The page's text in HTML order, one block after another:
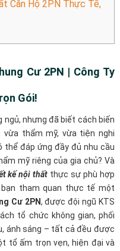
Căn Hộ 2PN Thực Tế,
Cư 2PN | Công Ty
Gói!
ngủ, nhưng đã biết cách biến
vừa thẩm mỹ, vừa tiện nghi
thể đáp ứng đầy đủ nhu cầu
mỹ riêng của gia chủ? Và
kế nội thất thực sự phù hợp
tham quan thực tế một
Cư 2PN, được đội ngũ KTS
tổ chức không gian, phối
ánh sáng – tất cả đều được
tổ ấm trọn vẹn, hiện đại và